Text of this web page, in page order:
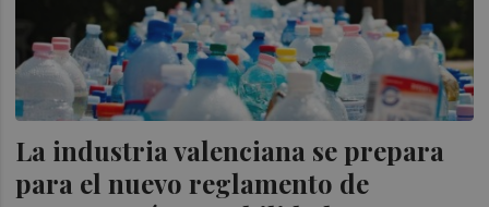
La industria valenciana se prepara
para el nuevo reglamento de